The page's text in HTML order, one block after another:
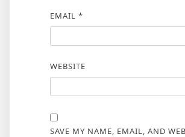
EMAIL *
WEBSITE
SAVE MY NAME, EMAIL, AND